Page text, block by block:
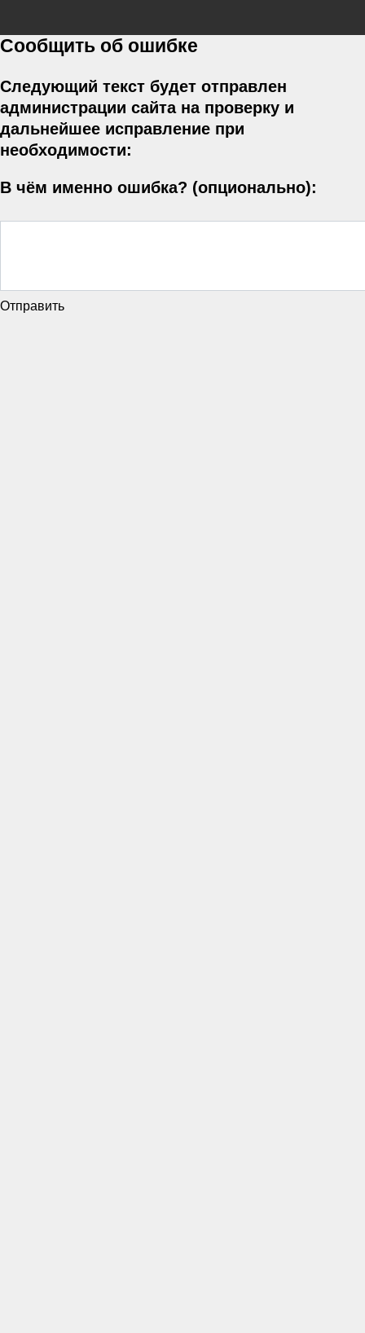
Сообщить об ошибке
Следующий текст будет отправлен
администрации сайта на проверку и
дальнейшее исправление при
необходимости:
В чём именно ошибка? (опционально):
Отправить